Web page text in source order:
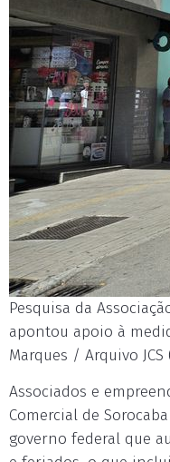
Pesquisa da
apontou apoio à
Marques / Arquivo JCS
Associados e
Comercial de
governo federal que